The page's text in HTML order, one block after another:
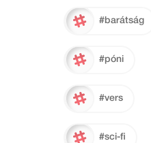
#barátság
#póni
#vers
#sci-fi